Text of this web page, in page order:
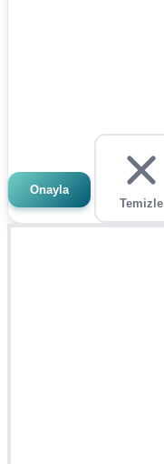
Onayla
Temizle